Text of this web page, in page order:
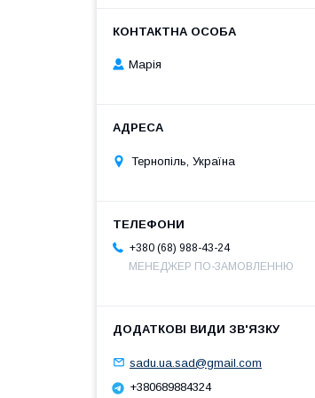
Марія
Тернопіль, Україна
+380 (68) 988-43-24
МЕНЕДЖЕР ПО-ЗАМОВЛЕННЮ
sadu.ua.sad@gmail.com
+380689884324